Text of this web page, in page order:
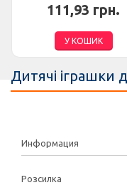
111,93 грн.
У КОШИК
Дитячі іграшки
Информация
Розсилка